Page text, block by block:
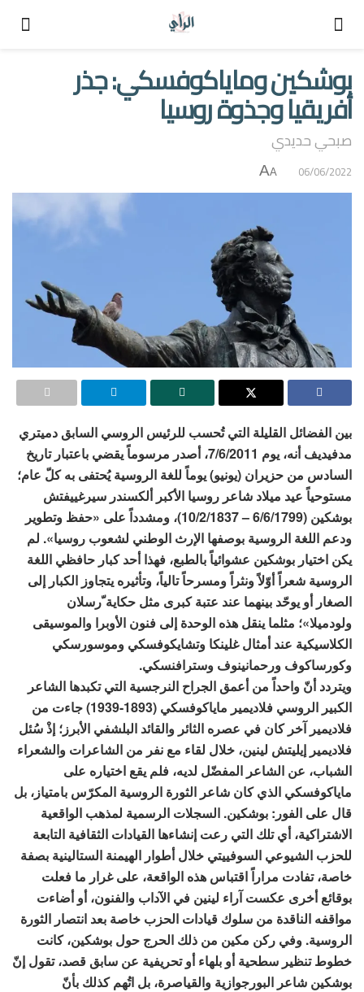
بوشكين وماياكوفسكي: جذر
أفريقيا وجذوة روسيا
صبحي حديدي
06/06/2022
A
A
بين الفضائل القليلة التي تُحسب للرئيس الروسي السابق دميتري
مدفيديف أنه، يوم 7/6/2011، أصدر مرسوماً يقضي باعتبار تاريخ
السادس من حزيران (يونيو) يوماً للغة الروسية يُحتفى به كلّ عام؛
مستوحياً عيد ميلاد شاعر روسيا الأكبر ألكسندر سيرغييفتش
بوشكين (6/6/1799 – 10/2/1837)، ومشدداً على «حفظ وتطوير
ودعم اللغة الروسية بوصفها الإرث الوطني لشعوب روسيا». لم
يكن اختيار بوشكين عشوائياً بالطبع، فهذا أحد كبار حافظي اللغة
الروسية شعراً أوّلاً ونثراً ومسرحاً تالياً، وتأثيره يتجاوز الكبار إلى
الصغار أو يوحّد بينهما عند عتبة كبرى مثل حكاية ّرسلان
ولودميلا»؛ مثلما ينقل هذه الوحدة إلى فنون الأوبرا والموسيقى
الكلاسيكية عند أمثال غلينكا وتشايكوفسكي وموسورسكي
وكورساكوف ورحمانينوف وسترافنسكي.
ويتردد أنّ واحداً من أعمق الجراح النرجسية التي تكبدها الشاعر
الكبير الروسي فلاديمير ماياكوفسكي (1893-1939) جاءت من
فلاديمير آخر كان في عصره الثائر والقائد البلشفي الأبرز؛ إذْ سُئل
فلاديمير إيليتش لينين، خلال لقاء مع نفر من الشاعرات والشعراء
الشباب، عن الشاعر المفضّل لديه، فلم يقع اختياره على
ماياكوفسكي الذي كان شاعر الثورة الروسية المكرّس بامتياز، بل
قال على الفور: بوشكين. السجلات الرسمية لمذهب الواقعية
الاشتراكية، أي تلك التي رعت إنشاءها القيادات الثقافية التابعة
للحزب الشيوعي السوفييتي خلال أطوار الهيمنة الستالينية بصفة
خاصة، تفادت مراراً اقتباس هذه الواقعة، على غرار ما فعلت
بوقائع أخرى عكست آراء لينين في الآداب والفنون، أو أضاءت
مواقفه الناقدة من سلوك قيادات الحزب خاصة بعد انتصار الثورة
الروسية. وفي ركن مكين من ذلك الحرج حول بوشكين، كانت
خطوط تنظير سطحية أو بلهاء أو تحريفية عن سابق قصد، تقول إنّ
بوشكين شاعر البورجوازية والقياصرة، بل اتُهم كذلك بأنّ